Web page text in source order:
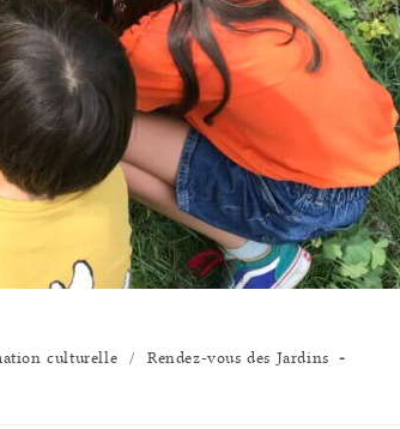
culturelle /
Rendez-vous des Jardins